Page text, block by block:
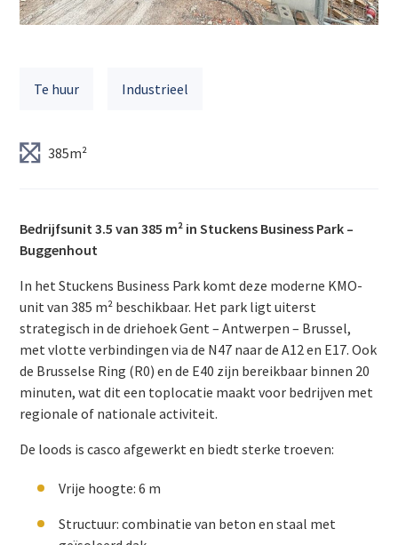
Te huur Industrieel
385m²
Bedrijfsunit 3.5 van 385 m² in Stuckens Business Park –
Buggenhout
In het Stuckens Business Park komt deze moderne KMO-
unit van 385 m² beschikbaar. Het park ligt uiterst
strategisch in de driehoek Gent – Antwerpen – Brussel,
met vlotte verbindingen via de N47 naar de A12 en E17. Ook
de Brusselse Ring (R0) en de E40 zijn bereikbaar binnen 20
minuten, wat dit een toplocatie maakt voor bedrijven met
regionale of nationale activiteit.
De loods is casco afgewerkt en biedt sterke troeven:
Vrije hoogte: 6 m
Structuur: combinatie van beton en staal met